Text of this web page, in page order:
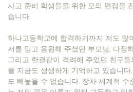
사고 준비 학생들을 위한 모의 면접을
습니다.
하나고등학교에 합격하기까지 저도 많
저를 믿고 응원해 주셨던 부모님, 다정
그리고 한결같이 격려해 주었던 친구
을 지금도 생생하게 기억하고 있습니
도 빼놓을 수 없습니다. 장차 세계적